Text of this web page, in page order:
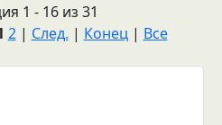
1 - 16 из 31
2| След. | Конец | Все